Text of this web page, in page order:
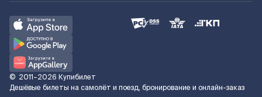
© 2011–2026 Купибилет
Дешёвые билеты на самолёт и поезд, бронирование и онлайн-заказ